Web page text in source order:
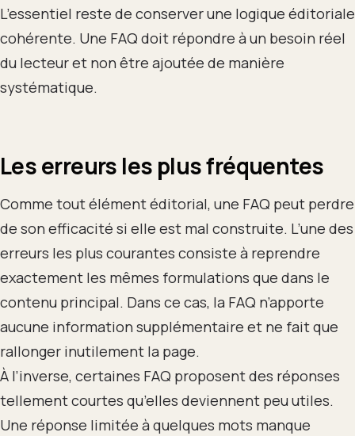
L’essentiel reste de conserver une logique éditoriale
cohérente. Une FAQ doit répondre à un besoin réel
du lecteur et non être ajoutée de manière
systématique.
Les erreurs les plus fréquentes
Comme tout élément éditorial, une FAQ peut perdre
de son efficacité si elle est mal construite. L’une des
erreurs les plus courantes consiste à reprendre
exactement les mêmes formulations que dans le
contenu principal. Dans ce cas, la FAQ n’apporte
aucune information supplémentaire et ne fait que
rallonger inutilement la page.
À l’inverse, certaines FAQ proposent des réponses
tellement courtes qu’elles deviennent peu utiles.
Une réponse limitée à quelques mots manque